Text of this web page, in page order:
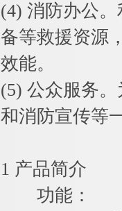
(4) 消防办公
备等救援资源
效能。
(5) 公众服务
和消防宣传等
1 产品简介
功能：